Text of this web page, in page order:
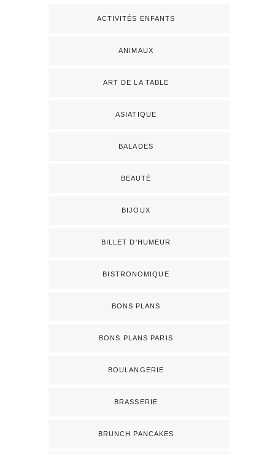
ACTIVITÉS ENFANTS
ANIMAUX
ART DE LA TABLE
ASIATIQUE
BALADES
BEAUTÉ
BIJOUX
BILLET D'HUMEUR
BISTRONOMIQUE
BONS PLANS
BONS PLANS PARIS
BOULANGERIE
BRASSERIE
BRUNCH PANCAKES